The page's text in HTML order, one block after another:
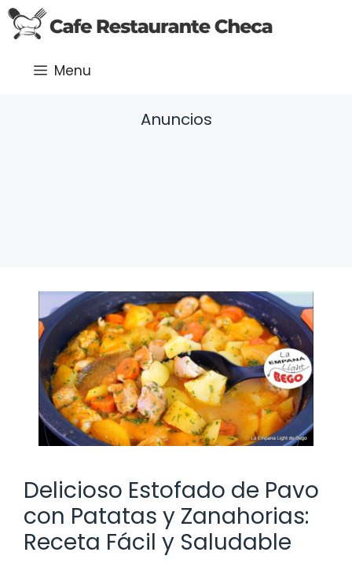
Saltar
al
Menu
Anuncios
Delicioso Estofado de Pavo
con Patatas y Zanahorias:
Receta Fácil y Saludable